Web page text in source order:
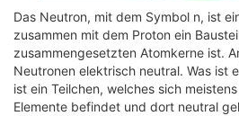
Das Neutron, mit dem Symbol n, ist
zusammen mit dem Proton ein
zusammengesetzten Atomkerne ist.
Neutronen elektrisch neutral. Was ist
ist ein Teilchen, welches sich
Elemente befindet und dort neutral